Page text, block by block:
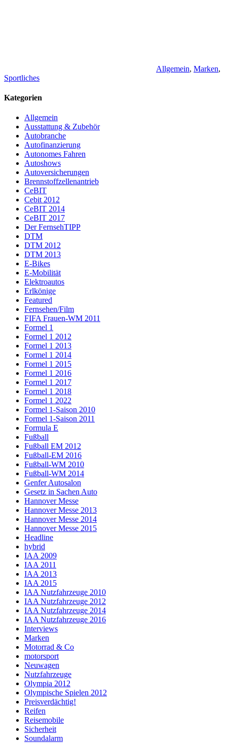
Allgemein, Marken,
Sportliches
Kategorien
Allgemein
Ausstattung & Zubehör
Autobranche
Autofinanzierung
Autonomes Fahren
Autoshows
Autoversicherungen
Brennstoffzellenantrieb
CeBIT
Cebit 2012
CeBIT 2014
CeBIT 2017
Der FernsehTIPP
DTM
DTM 2012
DTM 2013
E-Bikes
E-Mobilität
Elektroautos
Erlkönige
Featured
Fernsehen/Film
FIFA Frauen-WM 2011
Formel 1
Formel 1 2012
Formel 1 2013
Formel 1 2014
Formel 1 2015
Formel 1 2016
Formel 1 2017
Formel 1 2018
Formel 1 2022
Formel 1-Saison 2010
Formel 1-Saison 2011
Formula E
Fußball
Fußball EM 2012
Fußball-EM 2016
Fußball-WM 2010
Fußball-WM 2014
Genfer Autosalon
Gesetz in Sachen Auto
Hannover Messe
Hannover Messe 2013
Hannover Messe 2014
Hannover Messe 2015
Headline
hybrid
IAA 2009
IAA 2011
IAA 2013
IAA 2015
IAA Nutzfahrzeuge 2010
IAA Nutzfahrzeuge 2012
IAA Nutzfahrzeuge 2014
IAA Nutzfahrzeuge 2016
Interviews
Marken
Motorrad & Co
motorsport
Neuwagen
Nutzfahrzeuge
Olympia 2012
Olympische Spielen 2012
Preisverdächtig!
Reifen
Reisemobile
Sicherheit
Soundalarm